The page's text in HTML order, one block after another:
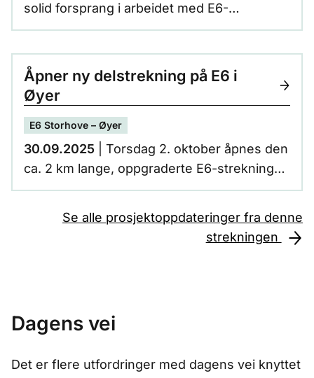
solid forsprang i arbeidet med E6-
utbyggingen. Fra uke 20 til 47 har vi lagt ut
for sesongen.
Åpner ny delstrekning på E6 i
Øyer
E6 Storhove – Øyer
30.09.2025 | Torsdag 2. oktober åpnes den
ca. 2 km lange, oppgraderte E6-strekningen
mellom Ensby og Midtskog i Øyer
Se alle prosjektoppdateringer fra denne
strekningen
Dagens vei
Det er flere utfordringer med dagens vei knyttet